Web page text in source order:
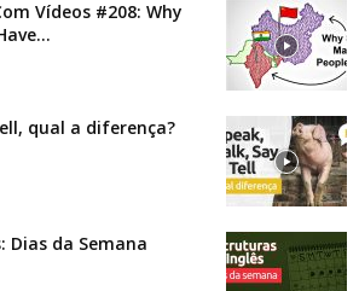
Vídeos #208: Why
qual a diferença?
Dias da Semana